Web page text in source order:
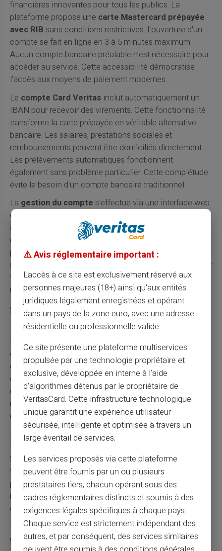
financières innovantes pour tous les publics. La
plateforme propose une carte Mastercard prépayée
avec RIB sans conditions restrictives. L'ouverture d'un
compte se fait en ligne en 3 à 5 minutes maximum.
Aucun compte bancaire préalable n'est nécessaire pour
accéder au service. Cette accessibilité démocratise
l'accès aux moyens de paiement modernes.
Le compte Card Veritasinclut automatiquement un
IBAN pour recevoir des virements. Cette fonctionnalité
transforme la carte prépayée en véritable alternative
bancaire. Les salaires, prestations sociales et
remboursements peuvent être domiciliés directement.
Les prélèvements automatiques fonctionnent
également sans problème particulier. Cette complétude
évite le besoin d'un compte bancaire traditionnel.
La gestion du compte s'effectue via une interface web
et mobile moderne et intuitive. Le tableau de bord
affiche en temps réel le solde et l'historique des
opérations. Les rechargements peuvent être
programmés automatiquement selon les besoins. Un
support client français assiste les utilisateurs 24h/24 par
ticket. Cette qualité de service rivalise avec les
meilleures banques en ligne.
Sécurité et protection des fonds
réglementation européenneencadre strictement
les établissements de monnaie électronique. Ces
organismes respectent les mêmes normes de sécurité
que les banques traditionnelles. La protection des fonds
clients reste garantie par la ségrégation obligatoire. En
cas de défaillance de l'émetteur, les fonds restent
récupérables. Card Veritas travaille exclusivement avec
des partenaires agréés et contrôlés.
sécurité des transactions
technologies de protection bancaire. Les codes 3D
Secure protègent les achats en ligne contre la fraude. La
technologie sans contact limite les risques lors des
paiements physiques. Le blocage instantané de la carte
reste possible via l'application mobile. Ces protections
égalent celles des cartes bancaires traditionnelles.
confidentialité des donnéesrespecte le Règlement
général sur la protection des données européen. Les
⚠️ Avis réglementaire important :
L'accès à ce site est exclusivement réservé aux
personnes majeures (18+) ainsi qu'aux entités
juridiques légalement enregistrées et opérant
dans un pays de la zone euro, avec une adresse
résidentielle ou professionnelle valide.
Ce site présente une plateforme multiservices
propulsée par une technologie propriétaire et
exclusive, développée en interne à l’aide
d’algorithmes détenus par le propriétaire de
VeritasCard. Cette infrastructure technologique
unique garantit une expérience utilisateur
sécurisée, intelligente et optimisée à travers un
large éventail de services.
Les services proposés via cette plateforme
peuvent être fournis par un ou plusieurs
prestataires tiers, chacun opérant sous des
cadres réglementaires distincts et soumis à des
exigences légales spécifiques à chaque pays.
Chaque service est strictement indépendant des
autres, et par conséquent, des services similaires